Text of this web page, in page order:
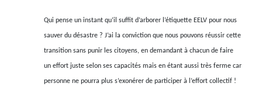
Qui pense un instant qu’il suffit d’arborer l’étiquette EELV pour nous
sauver du désastre ? J’ai la conviction que nous pouvons réussir cette
transition sans punir les citoyens, en demandant à chacun de faire
un effort juste selon ses capacités mais en étant aussi très ferme car
personne ne pourra plus s’exonérer de participer à l’effort collectif !